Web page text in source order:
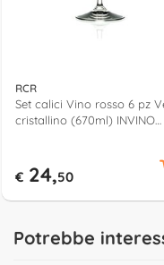
RCR
Set calici Vino rosso 6 pz
cristallino (670ml) INVINO
€ 24,50
Potrebbe